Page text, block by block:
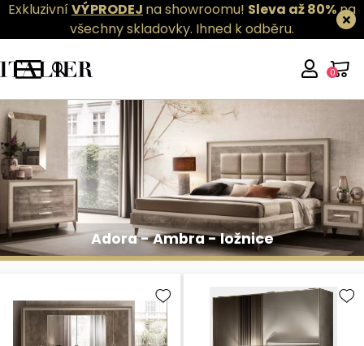
ExkluzivníVÝPRODEJ na showroomu! Sleva až 80%na
všechny skladovky. Ihned k odběru.
0
Adora - Ambra - ložnice
Adora - Ambra - ložnice